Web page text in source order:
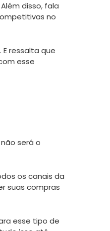
disso, fala
no
ressalta que
esse
será o
os canais da
suas compras
esse tipo de